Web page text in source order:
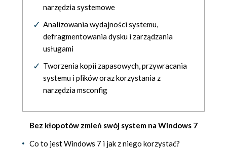
narzędzia systemowe
Analizowania wydajności systemu,
defragmentowania dysku i zarządzania
usługami
Tworzenia kopii zapasowych, przywracania
systemu i plików oraz korzystania z
narzędzia msconfig
Bez kłopotów zmień swój system na Windows 7
Co to jest Windows 7 i jak z niego korzystać?